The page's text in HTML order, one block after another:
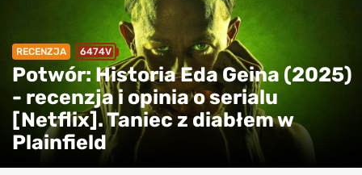
RECENZJA 6474V
Potwór: Historia Eda Geina (2025)
- recenzja i opinia o serialu
[Netflix]. Taniec z diabłem w
Plainfield